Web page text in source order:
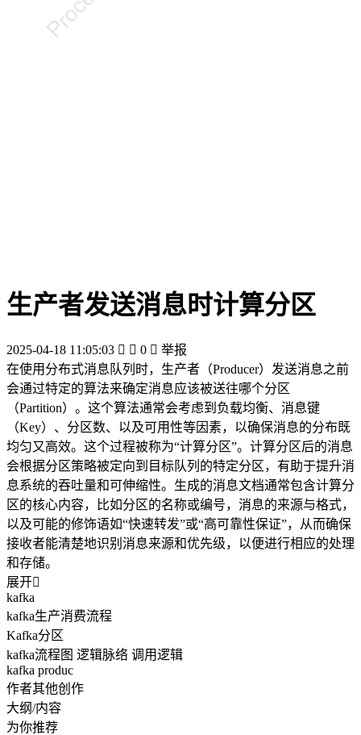
生产者发送消息时计算分区
2025-04-18 11:05:03   0  举报
在使用分布式消息队列时，生产者（Producer）发送消息之前
会通过特定的算法来确定消息应该被送往哪个分区
（Partition）。这个算法通常会考虑到负载均衡、消息键
（Key）、分区数、以及可用性等因素，以确保消息的分布既
均匀又高效。这个过程被称为“计算分区”。计算分区后的消息
会根据分区策略被定向到目标队列的特定分区，有助于提升消
息系统的吞吐量和可伸缩性。生成的消息文档通常包含计算分
区的核心内容，比如分区的名称或编号，消息的来源与格式，
以及可能的修饰语如“快速转发”或“高可靠性保证”，从而确保
接收者能清楚地识别消息来源和优先级，以便进行相应的处理
和存储。
展开
kafka
kafka生产消费流程
Kafka分区
kafka流程图 逻辑脉络 调用逻辑
kafka produc
作者其他创作
大纲/内容
为你推荐